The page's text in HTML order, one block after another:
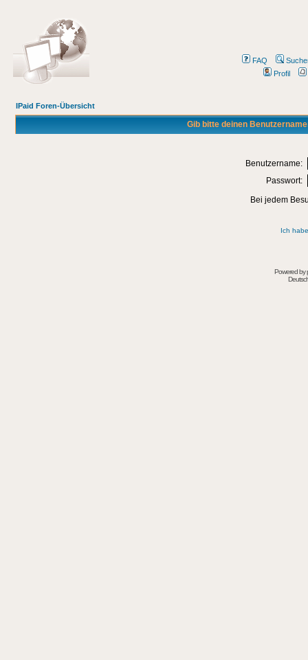
FAQ
Profil
IPaid Foren-Übersicht
Gib bitte deinen
Benutzername:
Passwort:
Bei jedem
Ich
Powered by